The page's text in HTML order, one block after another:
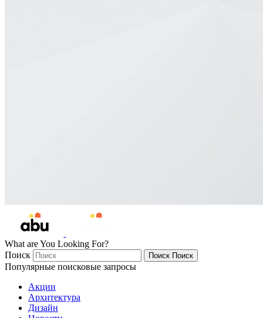
What are You Looking For?
Поиск
Поиск Поиск
Популярные поисковые запросы
Акции
Архитектура
Дизайн